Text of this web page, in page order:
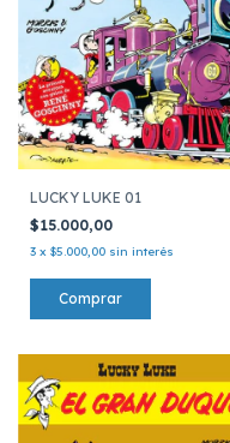
LUCKY LUKE 01
$15.000,00
3 x $5.000,00 sin interés